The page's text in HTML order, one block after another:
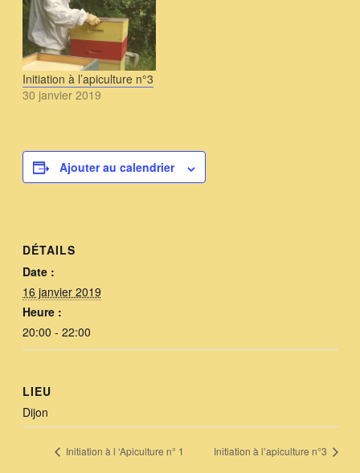
Initiation à l’apiculture n°3
30 janvier 2019
Ajouter au calendrier
DÉTAILS
Date :
16 janvier 2019
Heure :
20:00 - 22:00
LIEU
Dijon
Initiation à l ‘Apiculture n° 1 Initiation à l’apiculture n°3